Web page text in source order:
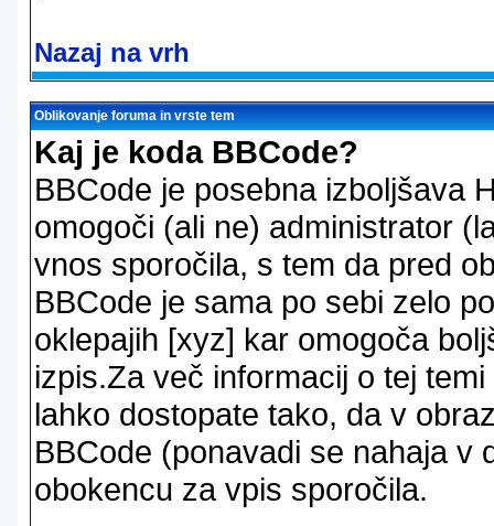
Nazaj na vrh
Oblikovanje foruma in vrste tem
Kaj je koda BBCode?
BBCode je posebna izboljšava
omogoči (ali ne) administrator
vnos sporočila, s tem da pred
BBCode je sama po sebi zelo
oklepajih [xyz] kar omogoča
izpis.Za več informacij o tej
lahko dostopate tako, da v
BBCode (ponavadi se nahaja v
obokencu za vpis sporočila.